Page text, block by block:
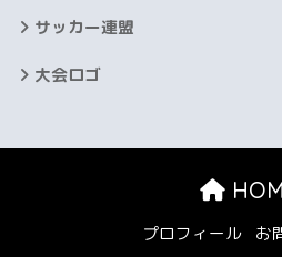
サッカー連盟
大会ロゴ
プロフィール お